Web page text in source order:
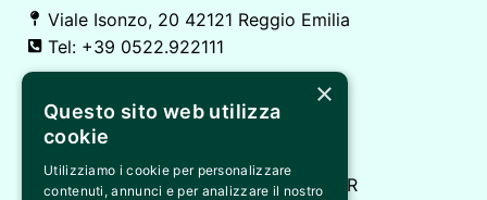
E' UN EVENTO DI
Via M.L. King, 1 - 43052 - Colorno PR
Viale Isonzo, 20 42121 Reggio Emilia
Tel: +39 0522.922111
×
Questo sito web utilizza
cookie
Utilizziamo i cookie per personalizzare
contenuti, annunci e per analizzare il nostro